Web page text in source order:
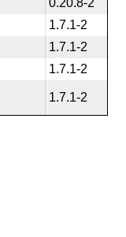
0.20.8-2
1.7.1-2
1.7.1-2
1.7.1-2
1.7.1-2